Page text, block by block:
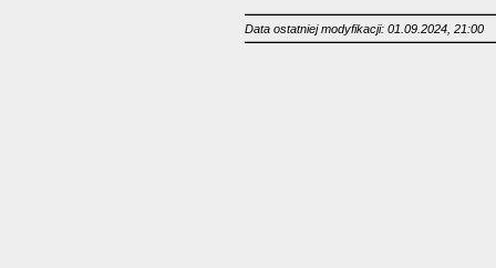
Data ostatniej modyfikacji: 01.09.2024, 21:00